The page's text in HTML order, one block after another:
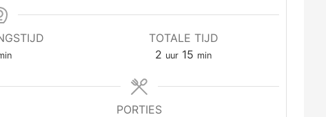
TOTALE TIJD
2 uur 15 min
PORTIES